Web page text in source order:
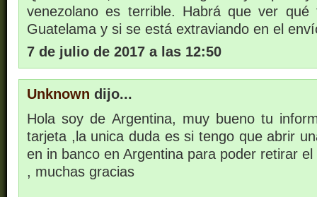
venezolano es terrible. Habrá que ver
Guatelama y si se está extraviando en el
7 de julio de 2017 a las 12:50
Unknown dijo...
Hola soy de Argentina, muy bueno tu
tarjeta ,la unica duda es si tengo que abrir
en in banco en Argentina para poder retirar el
, muchas gracias